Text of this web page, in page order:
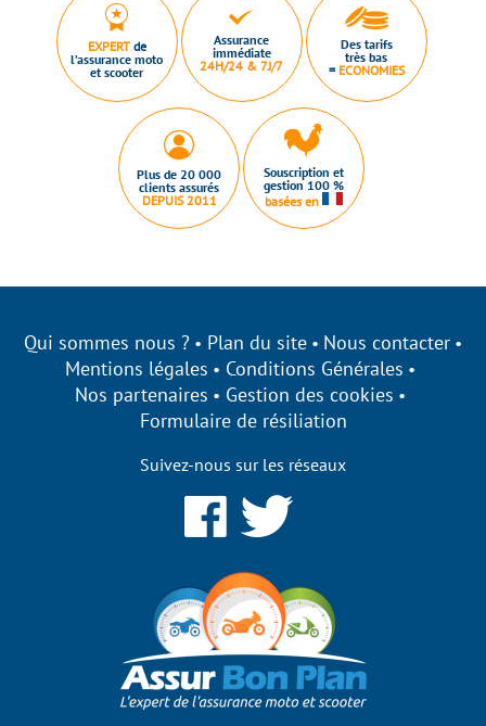
EXPERTde
l’assurance moto
et scooter
Assurance
immédiate
24H/24 & 7J/7
Des tarifs
très bas
= ECONOMIES
Plus de 20 000
clients assurés
DEPUIS 2011
Souscription et
gestion 100 %
basées en
Qui sommes nous ? Plan du site
Nous contacter
Mentions légales
Conditions Générales
Nos partenaires
Gestion des cookies
Formulaire de résiliation
Suivez-nous sur les réseaux